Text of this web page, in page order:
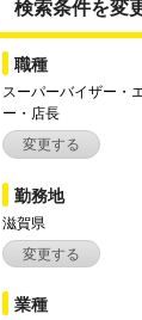
検索条件を変
職種
スーパーバイザー・
ー・店長
変更する
勤務地
滋賀県
変更する
業種